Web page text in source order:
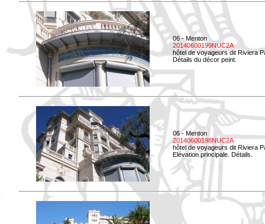
06 - Menton
20140600199NUC2A
hôtel de voyageurs dit Riviera
Détails du décor peint.
06 - Menton
20140600198NUC2A
hôtel de voyageurs dit Riviera
Elévation principale. Détails.